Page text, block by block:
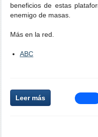
beneficios de estas
enemigo de masas.
Más en la red.
ABC
Leer más